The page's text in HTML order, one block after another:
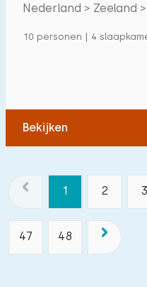
Nederland > Zeeland
10 personen | 4
Bekijken
1 2 3
47 48